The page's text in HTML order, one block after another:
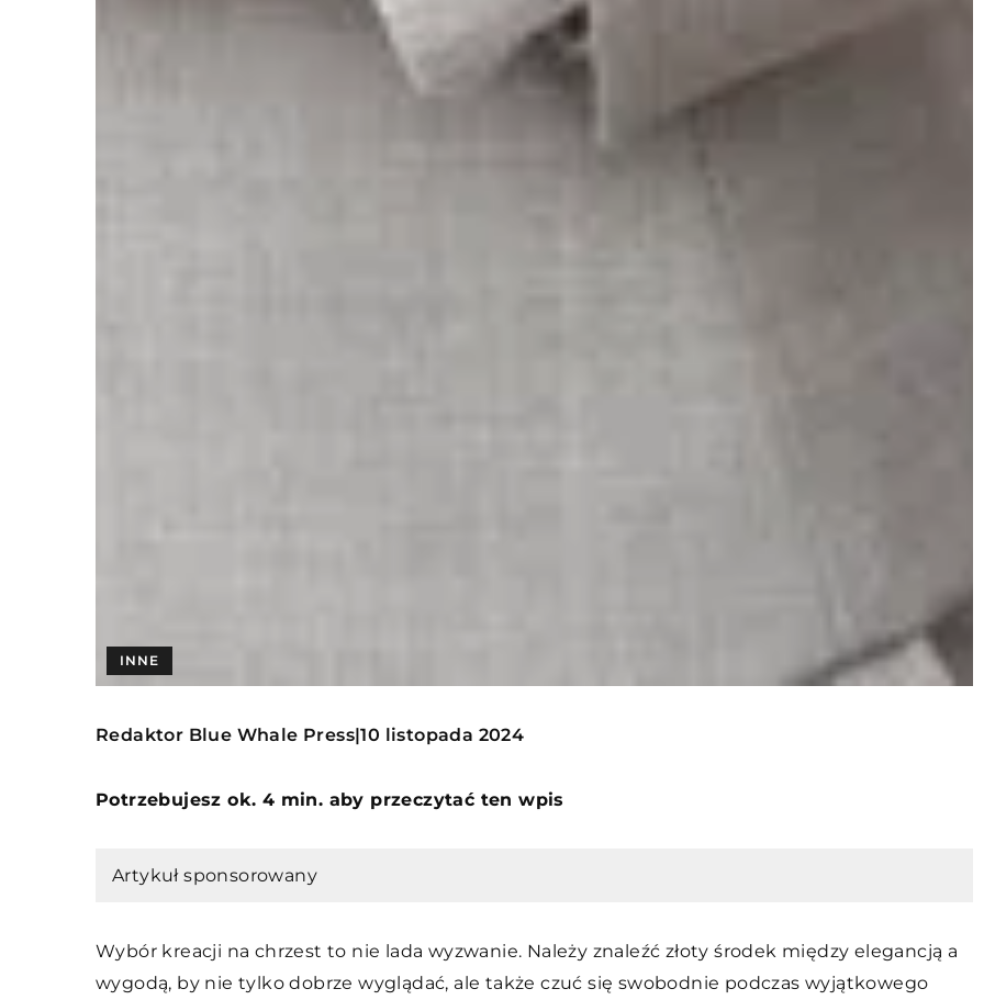
INNE
Redaktor Blue Whale Press|10 listopada 2024
Potrzebujesz ok. 4 min. aby przeczytać ten wpis
Artykuł sponsorowany
Wybór kreacji na chrzest to nie lada wyzwanie. Należy znaleźć złoty środek między elegancją a
wygodą, by nie tylko dobrze wyglądać, ale także czuć się swobodnie podczas wyjątkowego